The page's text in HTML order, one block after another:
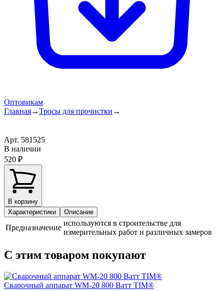
Оптовикам
Главная→Тросы для прочистки →
Арт. 581525
В наличии
520 ₽
В корзину
Характеристики
Описание
Предназначение
используются в строительстве для
измерительных работ и различных замеров
С этим товаром покупают
Сварочный аппарат WM-20 800 Ватт TIM®